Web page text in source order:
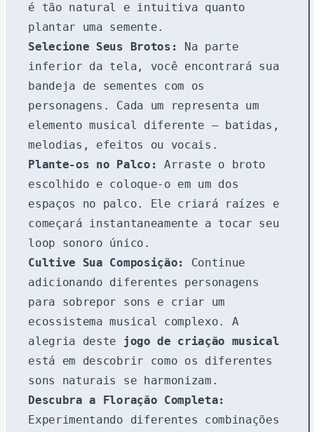
é tão natural e intuitiva quanto
plantar uma semente.
Selecione Seus Brotos:
Na parte
inferior da tela, você encontrará sua
bandeja de sementes com os
personagens. Cada um representa um
elemento musical diferente — batidas,
melodias, efeitos ou vocais.
Plante-os no Palco:
Arraste o broto
escolhido e coloque-o em um dos
espaços no palco. Ele criará raízes e
começará instantaneamente a tocar seu
loop sonoro único.
Cultive Sua Composição:
Continue
adicionando diferentes personagens
para sobrepor sons e criar um
ecossistema musical complexo. A
alegria deste
jogo de criação musical
está em descobrir como os diferentes
sons naturais se harmonizam.
Descubra a Floração Completa:
Experimentando diferentes combinações